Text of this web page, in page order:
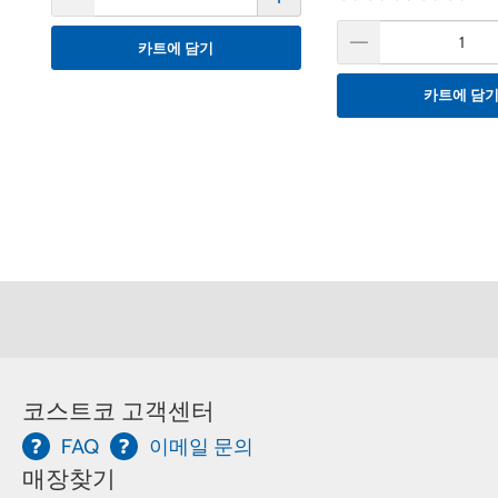
카트에 담기
카트에 담기
코스트코 고객센터
FAQ 이메일 문의
매장찾기